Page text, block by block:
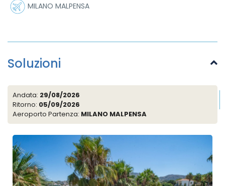
MILANO MALPENSA
Soluzioni
Andata: 29/08/2026
Ritorno: 05/09/2026
Aeroporto Partenza: MILANO MALPENSA